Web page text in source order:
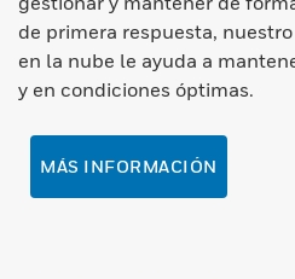
de primera respuesta,
en la nube le ayuda a
y en condiciones óptimas.
MÁS INFORMACIÓN